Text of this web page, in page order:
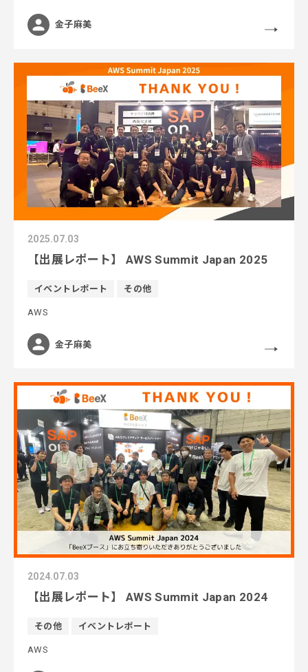
金子麻美
2025.07.03
【出展レポート】 AWS Summit Japan 2025
イベントレポート その他
AWS
金子麻美
2024.07.03
【出展レポート】 AWS Summit Japan 2024
その他 イベントレポート
AWS